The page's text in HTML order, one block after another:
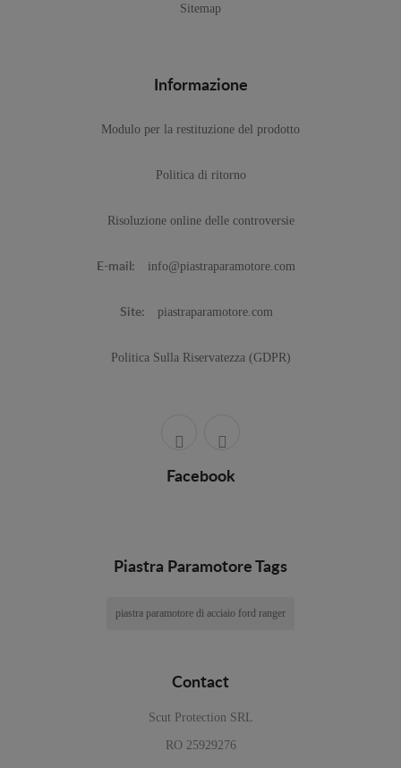
Sitemap
Informazione
Modulo per la restituzione del prodotto
Politica di ritorno
Risoluzione online delle controversie
E-mail: info@piastraparamotore.com
Site: piastraparamotore.com
Politica Sulla Riservatezza (GDPR)
Facebook
Piastra Paramotore Tags
piastra paramotore di acciaio ford ranger
Contact
Scut Protection SRL
RO 25929276